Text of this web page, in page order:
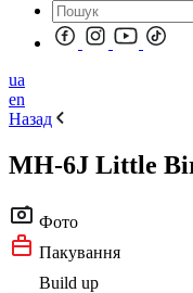
ua
en
Назад
MH-6J Little
Фото
Пакування
Build up